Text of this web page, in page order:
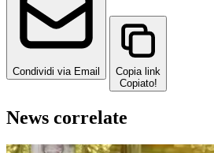
Condividi via Email
Copia link
Copiato!
News correlate